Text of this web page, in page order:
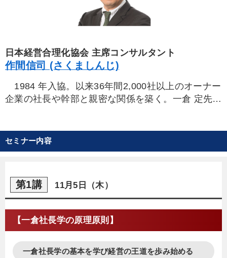
日本経営合理化協会 主席コンサルタント
作間信司 (さくましんじ)
1984 年入協。以来36年間2,000社以上のオーナー
企業の社長や幹部と親密な関係を築く。一倉 定先生
きた経験より、一倉社長学の本質をしっかり理解し
た上で指導できる唯一のコンサルタント。昨年出版
獲得。
本シリーズでは、ユニチャーム創業者・高原慶一
朗氏、ドトールコーヒー創業者鳥羽博道氏など、錚
錚たる名経営者たちが学んできた一倉社長学を現代
セミナー内容
第1講 11月5日（木）
【一倉社長学の原理原則】
一倉社長学の基本を学び経営の王道を歩み始める